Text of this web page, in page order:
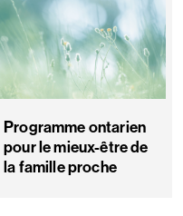
Programme ontarien
pour le mieux-être de
la famille proche